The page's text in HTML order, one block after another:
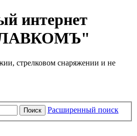
интернет
стрелковом снаряжении и не
Поиск Расширенный поиск